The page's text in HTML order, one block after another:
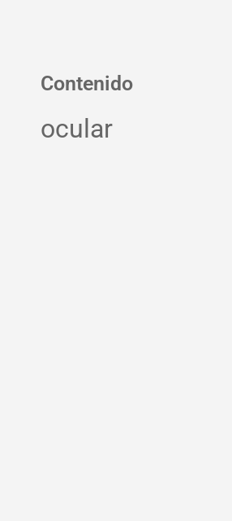
Contenido
ocular